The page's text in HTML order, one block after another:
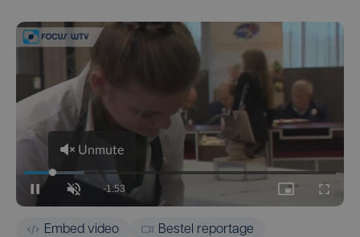
Embed video Bestel reportage